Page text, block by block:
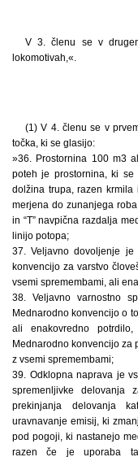
V 3. členu se v
lokomotivah,«.
(1) V 4. členu se v
točka, ki se glasijo:
»36. Prostornina 100 m3
poteh je prostornina, ki se
dolžina trupa, razen krmila
merjena do zunanjega
in “T” navpična razdalja
linijo potopa;
37. Veljavno dovoljenje
konvencijo za varstvo
vsemi spremembami, ali
38. Veljavno varnostno
Mednarodno konvencijo o
ali enakovredno
Mednarodno konvencijo za
z vsemi spremembami;
39. Odklopna naprava je
spremenljivke delovanja
prekinjanja delovanja
uravnavanje emisij, ki
pod pogoji, ki nastanejo
razen če je uporaba